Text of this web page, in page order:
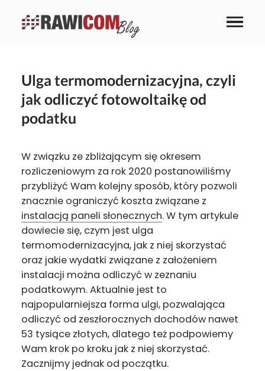
Ulga termomodernizacyjna, czyli
jak odliczyć fotowoltaikę od
podatku
W związku ze zbliżającym się okresem
rozliczeniowym za rok 2020 postanowiliśmy
przybliżyć Wam kolejny sposób, który pozwoli
znacznie ograniczyć koszta związane z
instalacją paneli słonecznych. W tym artykule
dowiecie się, czym jest ulga
termomodernizacyjna, jak z niej skorzystać
oraz jakie wydatki związane z założeniem
instalacji można odliczyć w zeznaniu
podatkowym. Aktualnie jest to
najpopularniejsza forma ulgi, pozwalająca
odliczyć od zeszłorocznych dochodów nawet
53 tysiące złotych, dlatego też podpowiemy
Wam krok po kroku jak z niej skorzystać.
Zacznijmy jednak od początku.